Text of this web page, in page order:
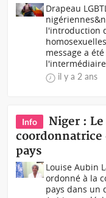
Drapeau
l'introduction
message a
il y a 2 ans
Info
Niger : Le
pays
Louise Aubin
ordonné à la
pays dans un